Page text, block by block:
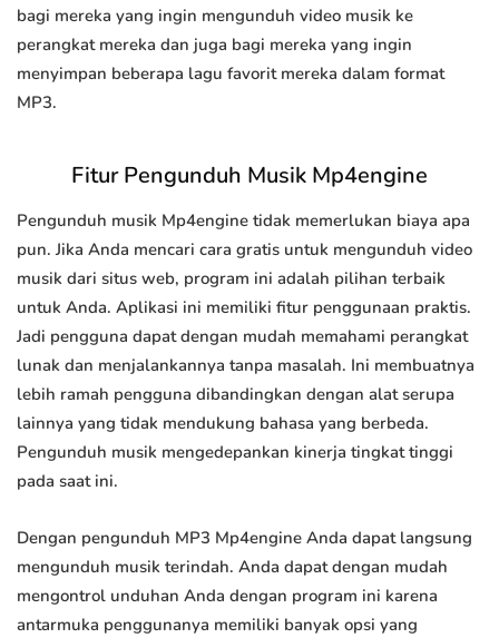
bagi mereka yang ingin mengunduh video musik ke
perangkat mereka dan juga bagi mereka yang ingin
menyimpan beberapa lagu favorit mereka dalam format
MP3.
Fitur Pengunduh Musik Mp4engine
Pengunduh musik Mp4engine tidak memerlukan biaya apa
pun. Jika Anda mencari cara gratis untuk mengunduh video
musik dari situs web, program ini adalah pilihan terbaik
untuk Anda. Aplikasi ini memiliki fitur penggunaan praktis.
Jadi pengguna dapat dengan mudah memahami perangkat
lunak dan menjalankannya tanpa masalah. Ini membuatnya
lebih ramah pengguna dibandingkan dengan alat serupa
lainnya yang tidak mendukung bahasa yang berbeda.
Pengunduh musik mengedepankan kinerja tingkat tinggi
pada saat ini.
Dengan pengunduh MP3 Mp4engine Anda dapat langsung
mengunduh musik terindah. Anda dapat dengan mudah
mengontrol unduhan Anda dengan program ini karena
antarmuka penggunanya memiliki banyak opsi yang